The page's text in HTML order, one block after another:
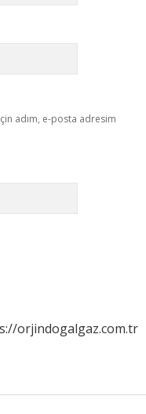
adım, e-posta adresim
orjindogalgaz.com.tr